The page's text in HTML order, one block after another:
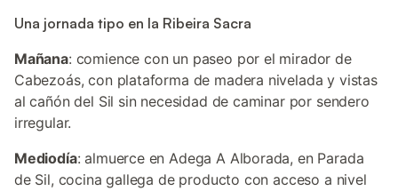
Una jornada tipo en la Ribeira Sacra
Mañana: comience con un paseo por el mirador de
Cabezoás, con plataforma de madera nivelada y vistas
al cañón del Sil sin necesidad de caminar por sendero
irregular.
Mediodía: almuerce en Adega A Alborada, en Parada
de Sil, cocina gallega de producto con acceso a nivel